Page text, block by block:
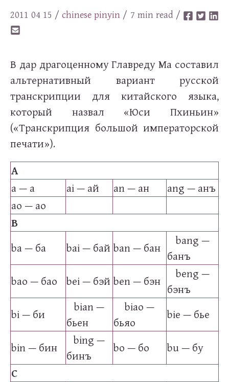
2011 04 15 /chinesepinyin / 7 min read /
В дар драгоценному Главреду Ма составил
альтернативный вариант русской
транскрипции для китайского языка,
который назвал «Юси Пхиньин»
(«Транскрипция большой императорской
печати»).
A
a — а
ai — ай an — ан
ang — анъ
ao — ао
B
ba — ба
bai — бай ban — бан
bang —
банъ
bao — бао
bei — бэй ben — бэн
beng —
бэнъ
bi — би
bian —
бьен
biao —
бьяо
bie — бье
bin — бин
bing —
бинъ
bo — бо
bu — бу
C